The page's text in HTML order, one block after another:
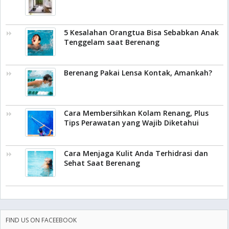
5 Kesalahan Orangtua Bisa Sebabkan Anak
Tenggelam saat Berenang
Berenang Pakai Lensa Kontak, Amankah?
Cara Membersihkan Kolam Renang, Plus
Tips Perawatan yang Wajib Diketahui
Cara Menjaga Kulit Anda Terhidrasi dan
Sehat Saat Berenang
FIND US ON FACEEBOOK